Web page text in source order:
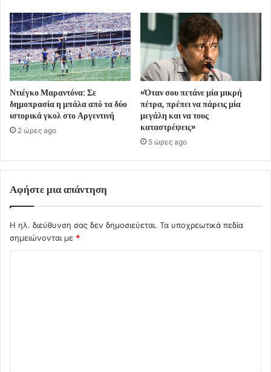
Ντιέγκο Μαραντόνα: Σε
δημοπρασία η μπάλα από τα δύο
ιστορικά γκολ στο Αργεντινή
2 ώρες ago
«Όταν σου πετάνε μία μικρή
πέτρα, πρέπει να πάρεις μία
μεγάλη και να τους
καταστρέψεις»
5 ώρες ago
Αφήστε μια απάντηση
Η ηλ. διεύθυνση σας δεν δημοσιεύεται. Τα υποχρεωτικά πεδία
σημειώνονται με *